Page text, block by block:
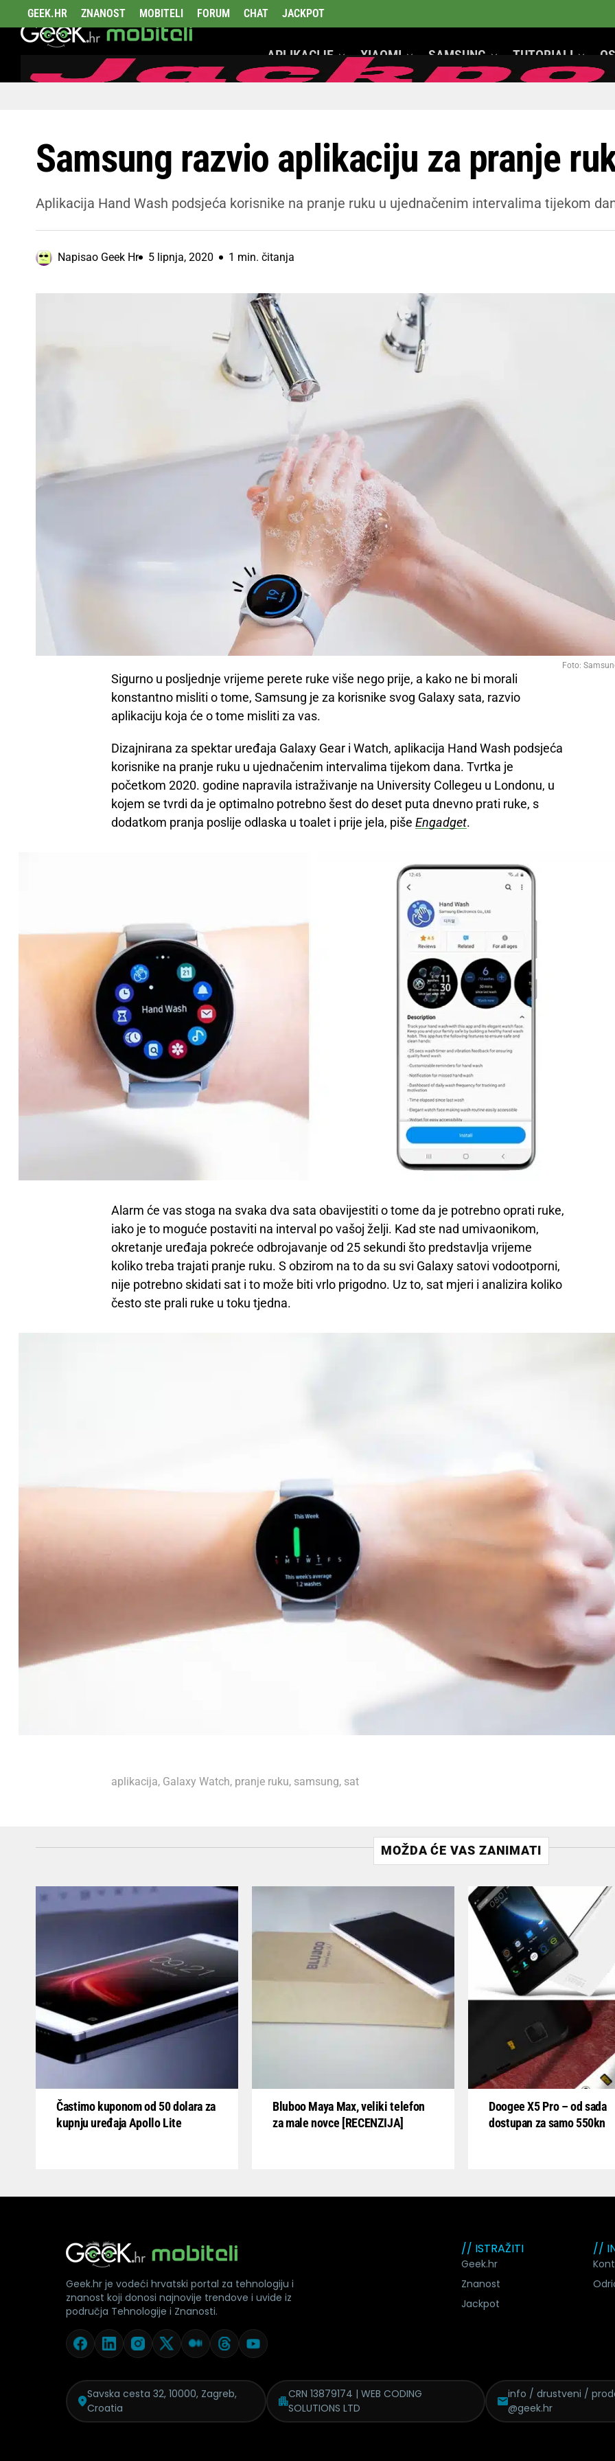
GEEK.HR ZNANOST MOBITELI FORUM CHAT JACKPOT
GeeK Mobiteli
APLIKACIJE XIAOMI SAMSUNG TUTORIALI
Samsung razvio aplikaciju za pranje
Aplikacija Hand Wash podsjeća korisnike na pranje ruku u ujednačenim intervalima tijekom
Napisao Geek Hr 5 lipnja, 2020 1 min. čitanja
Foto:
Sigurno u posljednje vrijeme perete ruke više nego prije, a kako ne bi morali
konstantno misliti o tome, Samsung je za korisnike svog Galaxy sata, razvio
aplikaciju koja će o tome misliti za vas.
Dizajnirana za spektar uređaja Galaxy Gear i Watch, aplikacija Hand Wash podsjeća
korisnike na pranje ruku u ujednačenim intervalima tijekom dana. Tvrtka je
početkom 2020. godine napravila istraživanje na University Collegeu u Londonu, u
kojem se tvrdi da je optimalno potrebno šest do deset puta dnevno prati ruke, s
dodatkom pranja poslije odlaska u toalet i prije jela, piše Engadget.
Alarm će vas stoga na svaka dva sata obavijestiti o tome da je potrebno oprati ruke,
iako je to moguće postaviti na interval po vašoj želji. Kad ste nad umivaonikom,
okretanje uređaja pokreće odbrojavanje od 25 sekundi što predstavlja vrijeme
koliko treba trajati pranje ruku. S obzirom na to da su svi Galaxy satovi vodootporni,
nije potrebno skidati sat i to može biti vrlo prigodno. Uz to, sat mjeri i analizira koliko
često ste prali ruke u toku tjedna.
aplikacija, Galaxy Watch, pranje ruku, samsung, sat
MOŽDA ĆE VAS ZANIMATI
Častimo kuponom od 50 dolara za
kupnju uređaja Apollo Lite
Bluboo Maya Max, veliki telefon
za male novce [RECENZIJA]
Doogee X5 Pro – od sada
dostupan za samo 550kn
// ISTRAŽITI
Geek.hr
Znanost
Jackpot
//
Geek.hr je vodeći hrvatski portal za tehnologiju i
znanost koji donosi najnovije trendove i uvide iz
područja Tehnologije i Znanosti.
Savska cesta 32, 10000, Zagreb,
Croatia
CRN 13879174 | WEB CODING
SOLUTIONS LTD
info / drustveni /
@geek.hr